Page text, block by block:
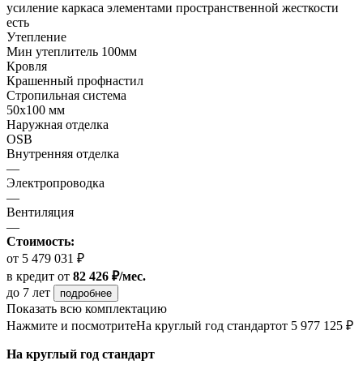
усиление каркаса элементами пространственной жесткости
есть
Утепление
Мин утеплитель 100мм
Кровля
Крашенный профнастил
Стропильная система
50х100 мм
Наружная отделка
OSB
Внутренняя отделка
—
Электропроводка
—
Вентиляция
—
Стоимость:
от 5 479 031 ₽
в кредит от 82 426 ₽/мес.
до 7 лет
подробнее
Показать всю комплектацию
Нажмите и посмотритеНа круглый год стандартот 5 977 125 ₽
На круглый год стандарт